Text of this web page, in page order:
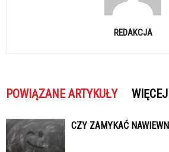
REDAKCJA
POWIĄZANE ARTYKUŁY
CZY ZAMYKAĆ